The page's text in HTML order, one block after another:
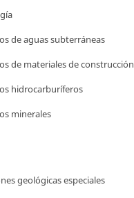
de aguas subterráneas
de materiales de construcción
hidrocarburíferos
minerales
geológicas especiales